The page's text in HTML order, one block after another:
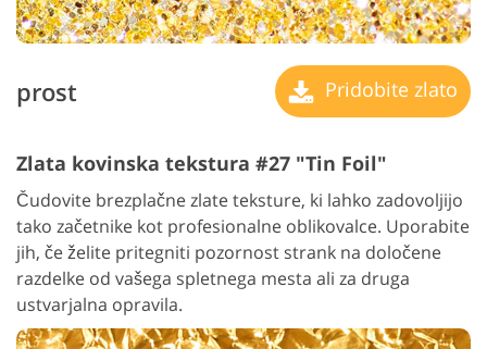
prost Pridobite zlato
Zlata kovinska tekstura #27 "Tin Foil"
Čudovite brezplačne zlate teksture, ki lahko zadovoljijo
tako začetnike kot profesionalne oblikovalce. Uporabite
jih, če želite pritegniti pozornost strank na določene
razdelke od vašega spletnega mesta ali za druga
ustvarjalna opravila.